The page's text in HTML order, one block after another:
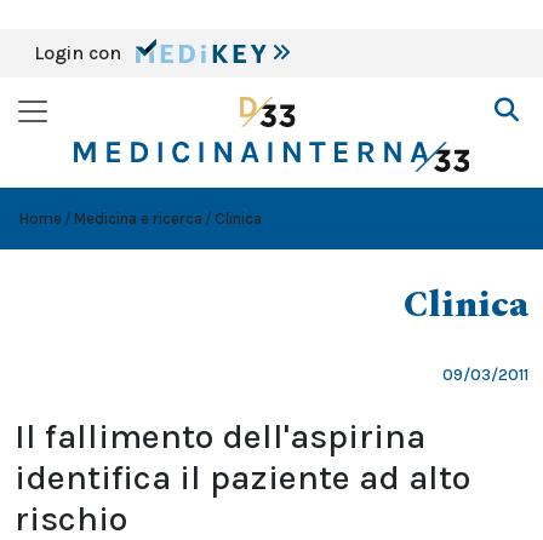
Login con
Home Medicina e ricerca Clinica
Clinica
09/03/2011
Il fallimento dell'aspirina
identifica il paziente ad alto
rischio